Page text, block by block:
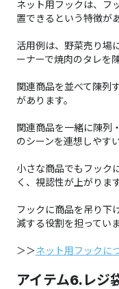
ネット用フックは、フ
置できるという特徴が
活用例は、野菜売り場
ーナーで焼肉のタレを
関連商品を並べて陳列
があります。
関連商品を一緒に陳列
のシーンを連想しやす
小さな商品でもフック
く、視認性が上がります
フックに商品を吊り下
減する役割を担ってい
＞＞ネット用フックに
アイテム6.レジ